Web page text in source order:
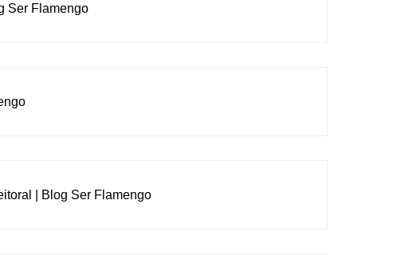
Ser Flamengo
| Blog Ser Flamengo